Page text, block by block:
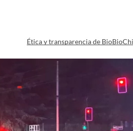
Ética y transparencia de